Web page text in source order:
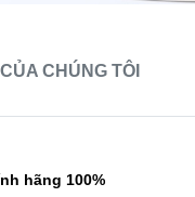
CHÚNG TÔI
hãng 100%